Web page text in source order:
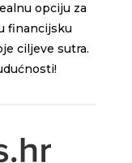
opciju za
financijsku
ciljeve sutra.